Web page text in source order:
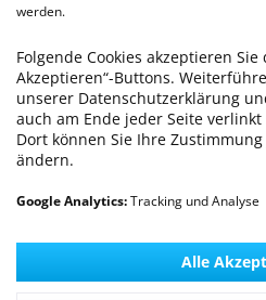
20.08.17 00:00 0 Kommentare
Beim Tier zeigen sich die Anfälle
Schüttelkrämpfe auftreten.
werden.
Folgende Cookies akzeptieren
Akzeptieren“-Buttons.
unserer Datenschutzerklärung
auch am Ende jeder Seite
Dort können Sie Ihre
ändern.
Google Analytics:Tracking und Analyse
Alle